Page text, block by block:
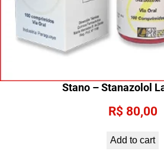
Stano – Stanazolol
R$ 80,00
Add to cart